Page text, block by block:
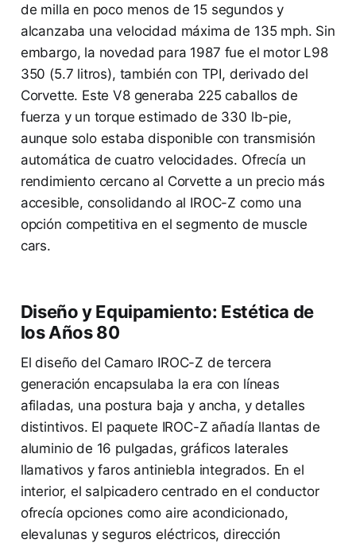
de milla en poco menos de 15 segundos y
alcanzaba una velocidad máxima de 135 mph. Sin
embargo, la novedad para 1987 fue el motor L98
350 (5.7 litros), también con TPI, derivado del
Corvette. Este V8 generaba 225 caballos de
fuerza y un torque estimado de 330 lb-pie,
aunque solo estaba disponible con transmisión
automática de cuatro velocidades. Ofrecía un
rendimiento cercano al Corvette a un precio más
accesible, consolidando al IROC-Z como una
opción competitiva en el segmento de muscle
cars.
Diseño y Equipamiento: Estética de
los Años 80
El diseño del Camaro IROC-Z de tercera
generación encapsulaba la era con líneas
afiladas, una postura baja y ancha, y detalles
distintivos. El paquete IROC-Z añadía llantas de
aluminio de 16 pulgadas, gráficos laterales
llamativos y faros antiniebla integrados. En el
interior, el salpicadero centrado en el conductor
ofrecía opciones como aire acondicionado,
elevalunas y seguros eléctricos, dirección